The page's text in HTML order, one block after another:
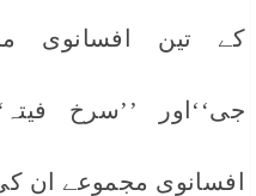
کے تین افسانوی
جی‘‘اور ’’سرخ
افسانوی مجموعے ان